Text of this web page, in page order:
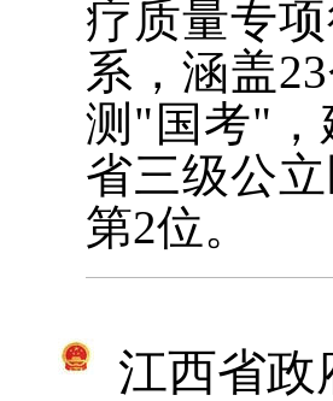
疗质量专
系，涵盖
测"国考"，
省三级公
第2位。
江西省政